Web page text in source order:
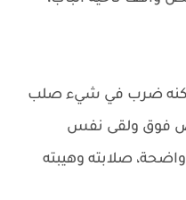
لكنه ضرب في شيء صلب
فوق ولقى نفس
صلابته وهيبته